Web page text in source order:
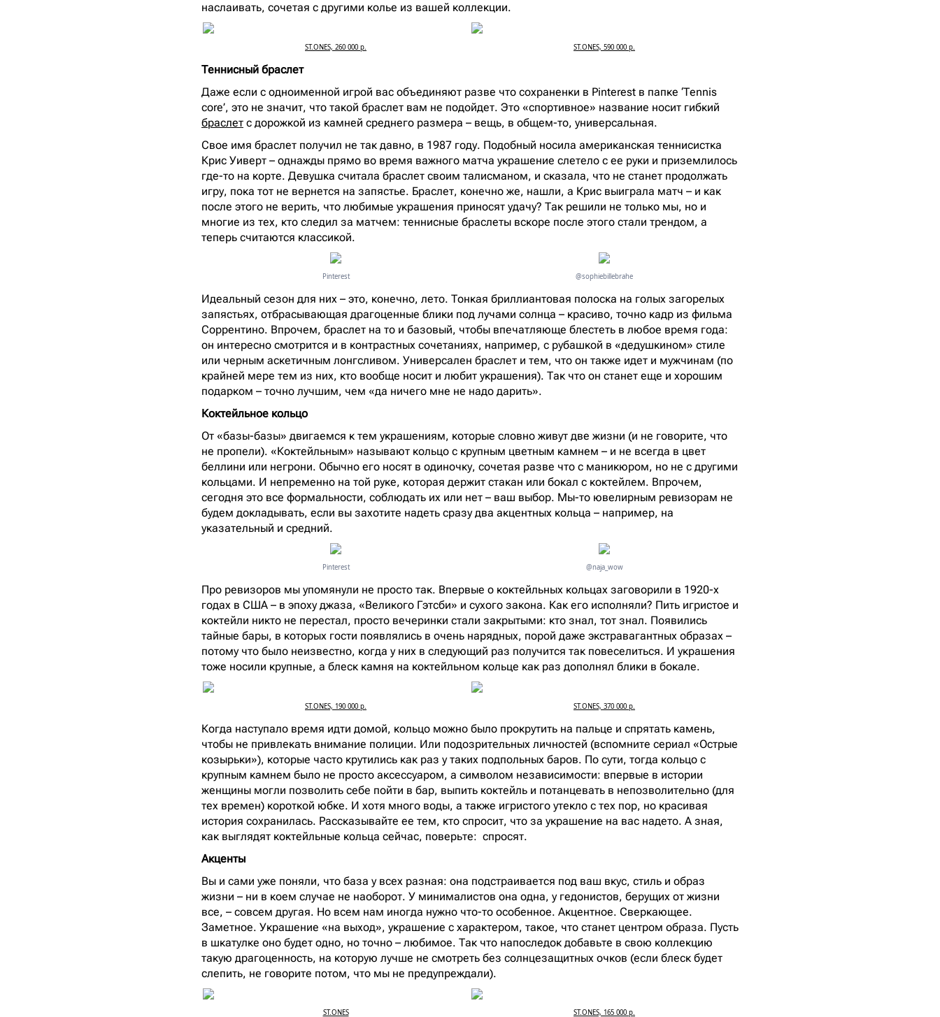
наслаивать, сочетая с другими колье из вашей коллекции.
ST.ONES, 260 000 р. ST.ONES, 590 000 р.
Теннисный браслет
Даже если с одноименной игрой вас объединяют разве что сохраненки в Pinterest в папке ‘Tennis
core’, это не значит, что такой браслет вам не подойдет. Это «спортивное» название носит гибкий
браслет с дорожкой из камней среднего размера – вещь, в общем-то, универсальная.
Свое имя браслет получил не так давно, в 1987 году. Подобный носила американская теннисистка
Крис Уиверт – однажды прямо во время важного матча украшение слетело с ее руки и приземлилось
где-то на корте. Девушка считала браслет своим талисманом, и сказала, что не станет продолжать
игру, пока тот не вернется на запястье. Браслет, конечно же, нашли, а Крис выиграла матч – и как
после этого не верить, что любимые украшения приносят удачу? Так решили не только мы, но и
многие из тех, кто следил за матчем: теннисные браслеты вскоре после этого стали трендом, а
теперь считаются классикой.
Pinterest @sophiebillebrahe
Идеальный сезон для них – это, конечно, лето. Тонкая бриллиантовая полоска на голых загорелых
запястьях, отбрасывающая драгоценные блики под лучами солнца – красиво, точно кадр из фильма
Соррентино. Впрочем, браслет на то и базовый, чтобы впечатляюще блестеть в любое время года:
он интересно смотрится и в контрастных сочетаниях, например, с рубашкой в «дедушкином» стиле
или черным аскетичным лонгсливом. Универсален браслет и тем, что он также идет и мужчинам (по
крайней мере тем из них, кто вообще носит и любит украшения). Так что он станет еще и хорошим
подарком – точно лучшим, чем «да ничего мне не надо дарить».
Коктейльное кольцо
От «базы-базы» двигаемся к тем украшениям, которые словно живут две жизни (и не говорите, что
не пропели). «Коктейльным» называют кольцо с крупным цветным камнем – и не всегда в цвет
беллини или негрони. Обычно его носят в одиночку, сочетая разве что с маникюром, но не с другими
кольцами. И непременно на той руке, которая держит стакан или бокал с коктейлем. Впрочем,
сегодня это все формальности, соблюдать их или нет – ваш выбор. Мы-то ювелирным ревизорам не
будем докладывать, если вы захотите надеть сразу два акцентных кольца – например, на
указательный и средний.
Pinterest @naja_wow
Про ревизоров мы упомянули не просто так. Впервые о коктейльных кольцах заговорили в 1920-х
годах в США – в эпоху джаза, «Великого Гэтсби» и сухого закона. Как его исполняли? Пить игристое и
коктейли никто не перестал, просто вечеринки стали закрытыми: кто знал, тот знал. Появились
тайные бары, в которых гости появлялись в очень нарядных, порой даже экстравагантных образах –
потому что было неизвестно, когда у них в следующий раз получится так повеселиться. И украшения
тоже носили крупные, а блеск камня на коктейльном кольце как раз дополнял блики в бокале.
ST.ONES, 190 000 р. ST.ONES, 370 000 р.
Когда наступало время идти домой, кольцо можно было прокрутить на пальце и спрятать камень,
чтобы не привлекать внимание полиции. Или подозрительных личностей (вспомните сериал «Острые
козырьки»), которые часто крутились как раз у таких подпольных баров. По сути, тогда кольцо с
крупным камнем было не просто аксессуаром, а символом независимости: впервые в истории
женщины могли позволить себе пойти в бар, выпить коктейль и потанцевать в непозволительно (для
тех времен) короткой юбке. И хотя много воды, а также игристого утекло с тех пор, но красивая
история сохранилась. Рассказывайте ее тем, кто спросит, что за украшение на вас надето. А зная,
как выглядят коктейльные кольца сейчас, поверьте: спросят.
Акценты
Вы и сами уже поняли, что база у всех разная: она подстраивается под ваш вкус, стиль и образ
жизни – ни в коем случае не наоборот. У минималистов она одна, у гедонистов, берущих от жизни
все, – совсем другая. Но всем нам иногда нужно что-то особенное. Акцентное. Сверкающее.
Заметное. Украшение «на выход», украшение с характером, такое, что станет центром образа. Пусть
в шкатулке оно будет одно, но точно – любимое. Так что напоследок добавьте в свою коллекцию
такую драгоценность, на которую лучше не смотреть без солнцезащитных очков (если блеск будет
слепить, не говорите потом, что мы не предупреждали).
ST.ONES ST.ONES, 165 000 р.